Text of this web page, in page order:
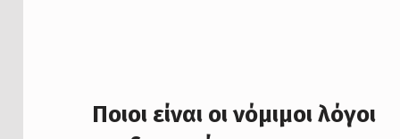
Ποιοι είναι οι νόμιμοι λόγοι